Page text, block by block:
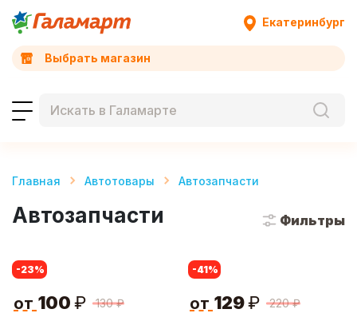
Екатеринбург
Выбрать магазин
Главная Автотовары Автозапчасти
Автозапчасти Фильтры
-23%
130 ₽
от 100 ₽
-41%
220 ₽
от 129₽